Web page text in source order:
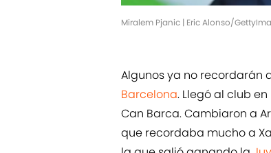
Miralem Pjanic | Eric Alonso/
Algunos ya no recordarán
Barcelona. Llegó al club
Can Barca. Cambiaron a
que recordaba mucho a